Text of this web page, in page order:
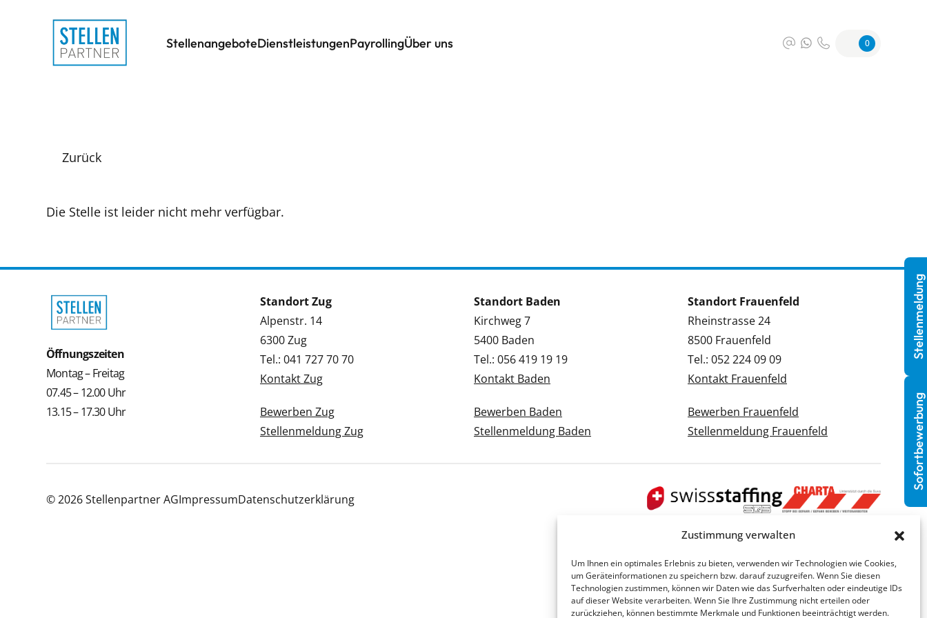
Zustimmung verwalten
Um Ihnen ein optimales Erlebnis zu bieten, verwenden wir Technologien wie Cookies,
um Geräteinformationen zu speichern bzw. darauf zuzugreifen. Wenn Sie diesen
Technologien zustimmen, können wir Daten wie das Surfverhalten oder eindeutige IDs
auf dieser Website verarbeiten. Wenn Sie Ihre Zustimmung nicht erteilen oder
zurückziehen, können bestimmte Merkmale und Funktionen beeinträchtigt werden.
StellenangeboteDienstleistungenPayrollingÜber uns 0
Zurück
Die Stelle ist leider nicht mehr verfügbar.
Öffnungszeiten
Montag – Freitag
07.45 – 12.00 Uhr
13.15 – 17.30 Uhr
Standort Zug
Alpenstr. 14
6300 Zug
Tel.: 041 727 70 70
Kontakt Zug
Bewerben Zug
Stellenmeldung Zug
Standort Baden
Kirchweg 7
5400 Baden
Tel.: 056 419 19 19
Kontakt Baden
Bewerben Baden
Stellenmeldung Baden
Standort Frauenfeld
Rheinstrasse 24
8500 Frauenfeld
Tel.: 052 224 09 09
Kontakt Frauenfeld
Bewerben Frauenfeld
Stellenmeldung Frauenfeld
© 2026 Stellenpartner AGImpressumDatenschutzerklärung
Sofortbewerbung
Stellenmeldung